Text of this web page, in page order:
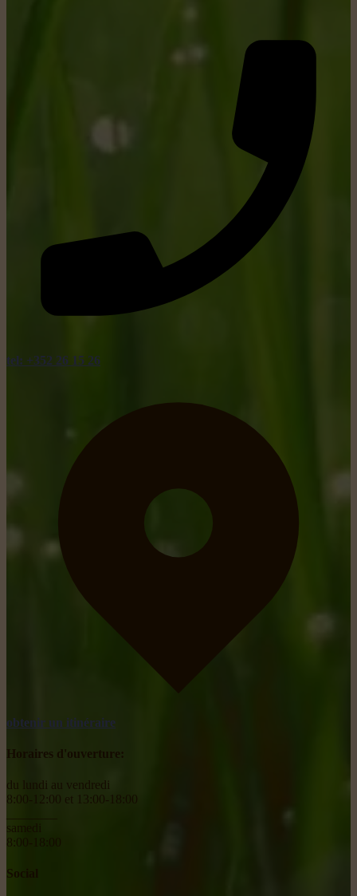
tel: +352 26 15 26
obtenir un itinéraire
Horaires d'ouverture:
du lundi au vendredi
8:00-12:00 et 13:00-18:00
samedi
8:00-18:00
Social